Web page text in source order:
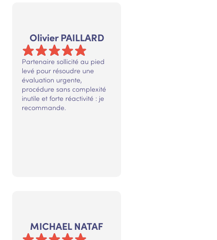
Olivier PAILLARD
Partenaire sollicité au pied
levé pour résoudre une
évaluation urgente,
procédure sans complexité
inutile et forte réactivité : je
recommande.
MICHAEL NATAF